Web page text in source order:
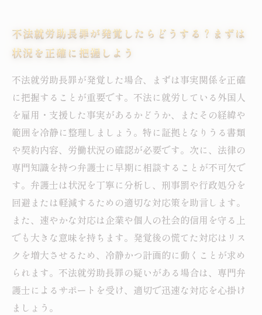
未来を切り開く方法
不法就労助長罪問題を乗り越えた成功事例に学
ぶ、弁護士利用のメリット
不法就労助長罪とは何か？基本知識と発覚時の
注意点を解説
不法就労助長罪で困ったらまずは相談！弁護士
が教える早期対応のポイント
不法就労助長罪が発覚したらどうする？まずは
状況を正確に把握しよう
不法就労助長罪が発覚した場合、まずは事実関係を正確
に把握することが重要です。不法に就労している外国人
を雇用・支援した事実があるかどうか、またその経緯や
範囲を冷静に整理しましょう。特に証拠となりうる書類
や契約内容、労働状況の確認が必要です。次に、法律の
専門知識を持つ弁護士に早期に相談することが不可欠で
す。弁護士は状況を丁寧に分析し、刑事罰や行政処分を
回避または軽減するための適切な対応策を助言します。
また、速やかな対応は企業や個人の社会的信用を守る上
でも大きな意味を持ちます。発覚後の慌てた対応はリス
クを増大させるため、冷静かつ計画的に動くことが求め
られます。不法就労助長罪の疑いがある場合は、専門弁
護士によるサポートを受け、適切で迅速な対応を心掛け
ましょう。